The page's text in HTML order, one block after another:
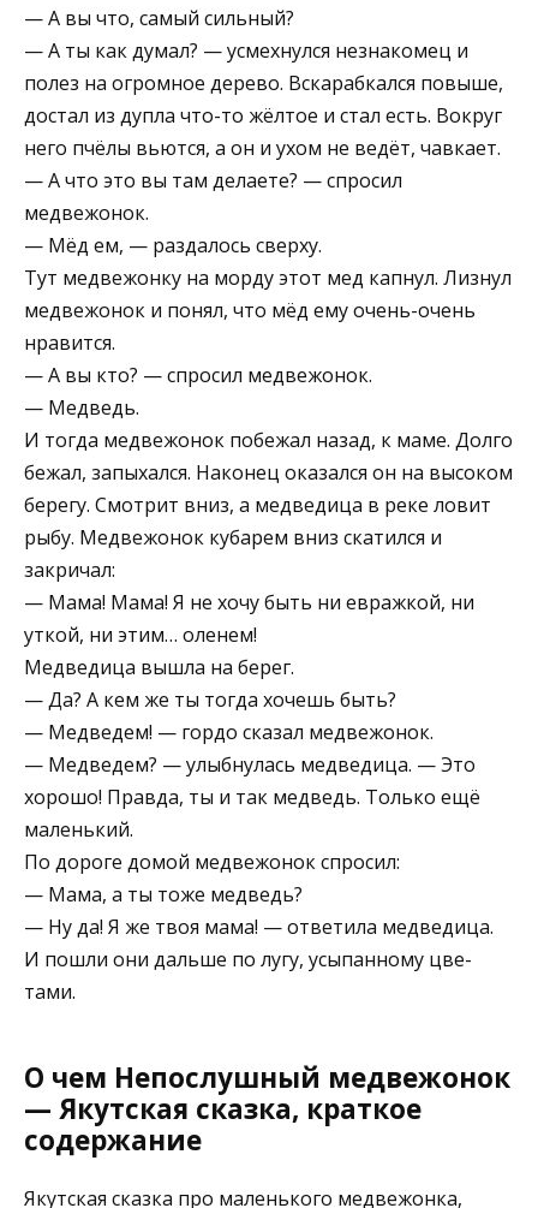
— А вы что, самый сильный?
— А ты как думал? — усмехнулся незнакомец и
полез на огромное дерево. Вскарабкался повыше,
достал из дупла что-то жёлтое и стал есть. Вокруг
него пчёлы вьются, а он и ухом не ведёт, чавкает.
— А что это вы там делаете? — спросил
медвежонок.
— Мёд ем, — раздалось сверху.
Тут медвежонку на морду этот мед капнул. Лизнул
медвежонок и по­нял, что мёд ему очень-очень
нра­вится.
— А вы кто? — спросил медвежо­нок.
— Медведь.
И тогда медвежонок побежал назад, к маме. Долго
бежал, запыхался. Наконец оказался он на высоком
берегу. Смо­трит вниз, а медведица в реке ловит
рыбу. Медвежо­нок кубарем вниз скатился и
закричал:
— Мама! Мама! Я не хочу быть ни евражкой, ни
уткой, ни этим… оленем!
Медведица вышла на берег.
— Да? А кем же ты тогда хочешь быть?
— Медведем! — гордо сказал ме­двежонок.
— Медведем? — улыбнулась медведица. — Это
хорошо! Правда, ты и так медведь. Толь­ко ещё
маленький.
По дороге домой медвежонок спросил:
— Мама, а ты тоже медведь?
— Ну да! Я же твоя мама! — ответила медведица.
И пошли они дальше по лугу, усыпанному цве­
тами.
О чем Непослушный медвежонок
— Якутская сказка, краткое
содержание
Якутская сказка про маленького медвежонка,